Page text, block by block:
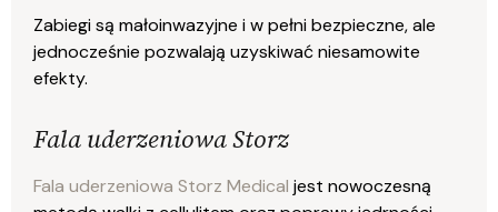
Zabiegi są małoinwazyjne i w pełni bezpieczne, ale
jednocześnie pozwalają uzyskiwać niesamowite
efekty.
Fala uderzeniowa Storz
Fala uderzeniowa Storz Medical jest nowoczesną